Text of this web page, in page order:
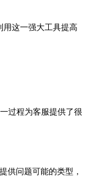
这一强大工具提高
过程为客服提供了很
供问题可能的类型，